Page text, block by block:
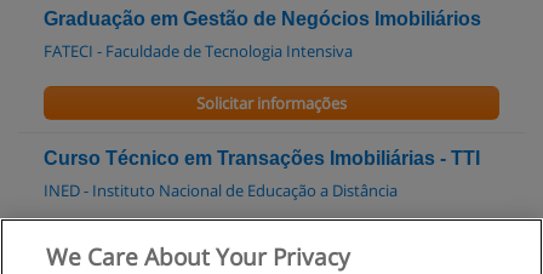
Graduação em Gestão de Negócios Imobiliários
FATECI - Faculdade de Tecnologia Intensiva
Solicitar informações
Curso Técnico em Transações Imobiliárias - TTI
INED - Instituto Nacional de Educação a Distância
Solicitar informações
We Care About Your Privacy